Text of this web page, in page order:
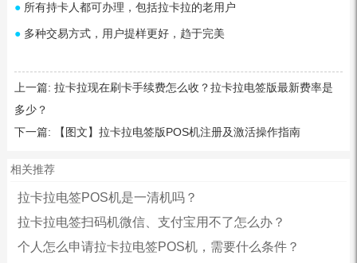
●所有持卡人都可办理，包括拉卡拉的老用户
●多种交易方式，用户提样更好，趋于完美
上一篇: 拉卡拉现在刷卡手续费怎么收？拉卡拉电签版最新费率是
多少？
下一篇:
【图文】拉卡拉电签版POS机注册及激活操作指南
相关推荐
拉卡拉电签POS机是一清机吗？
拉卡拉电签扫码机微信、支付宝用不了怎么办？
个人怎么申请拉卡拉电签POS机，需要什么条件？